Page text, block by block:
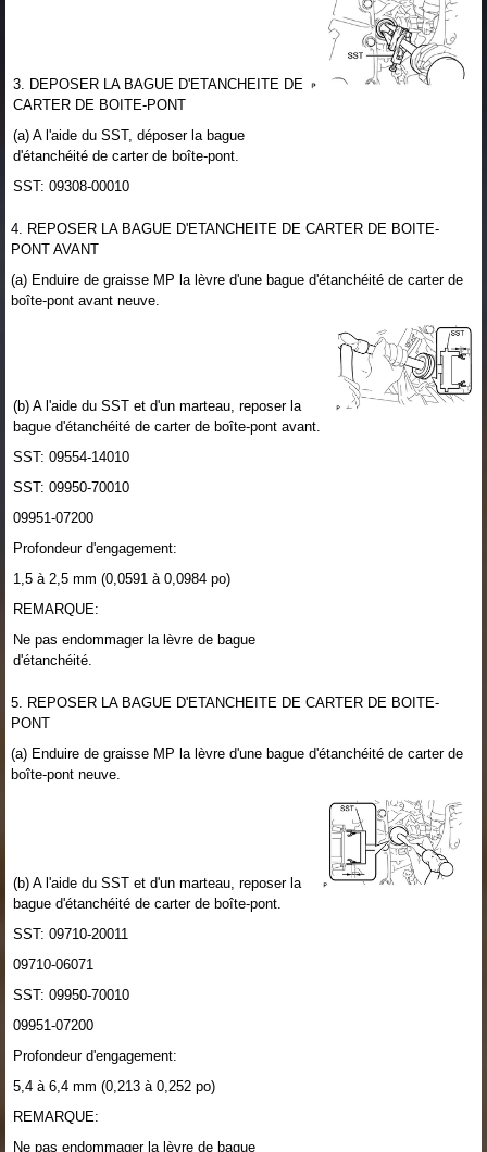
3. DEPOSER LA BAGUE D'ETANCHEITE DE
CARTER DE BOITE-PONT
(a) A l'aide du SST, déposer la bague
d'étanchéité de carter de boîte-pont.
SST: 09308-00010
4. REPOSER LA BAGUE D'ETANCHEITE DE CARTER DE BOITE-
PONT AVANT
(a) Enduire de graisse MP la lèvre d'une bague d'étanchéité de carter de
boîte-pont avant neuve.
(b) A l'aide du SST et d'un marteau, reposer la
bague d'étanchéité de carter de boîte-pont avant.
SST: 09554-14010
SST: 09950-70010
09951-07200
Profondeur d'engagement:
1,5 à 2,5 mm (0,0591 à 0,0984 po)
REMARQUE:
Ne pas endommager la lèvre de bague
d'étanchéité.
5. REPOSER LA BAGUE D'ETANCHEITE DE CARTER DE BOITE-
PONT
(a) Enduire de graisse MP la lèvre d'une bague d'étanchéité de carter de
boîte-pont neuve.
(b) A l'aide du SST et d'un marteau, reposer la
bague d'étanchéité de carter de boîte-pont.
SST: 09710-20011
09710-06071
SST: 09950-70010
09951-07200
Profondeur d'engagement:
5,4 à 6,4 mm (0,213 à 0,252 po)
REMARQUE:
Ne pas endommager la lèvre de bague